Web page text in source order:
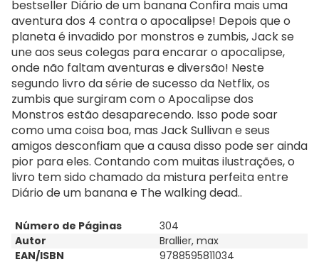
bestseller Diário de um banana Confira mais uma
aventura dos 4 contra o apocalipse! Depois que o
planeta é invadido por monstros e zumbis, Jack se
une aos seus colegas para encarar o apocalipse,
onde não faltam aventuras e diversão! Neste
segundo livro da série de sucesso da Netflix, os
zumbis que surgiram com o Apocalipse dos
Monstros estão desaparecendo. Isso pode soar
como uma coisa boa, mas Jack Sullivan e seus
amigos desconfiam que a causa disso pode ser ainda
pior para eles. Contando com muitas ilustrações, o
livro tem sido chamado da mistura perfeita entre
Diário de um banana e The walking dead..
Número de Páginas
304
Autor
Brallier, max
EAN/ISBN
9788595811034